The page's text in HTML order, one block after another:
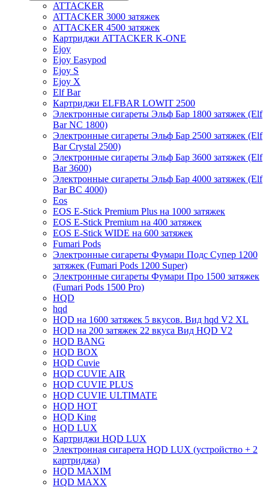
ATTACKER
ATTACKER 3000 затяжек
ATTACKER 4500 затяжек
Картриджи ATTACKER K-ONE
Ejoy
Ejoy Easypod
Ejoy S
Ejoy X
Elf Bar
Картриджи ELFBAR LOWIT 2500
Электронные сигареты Эльф Бар 1800 затяжек (Elf
Bar NC 1800)
Электронные сигареты Эльф Бар 2500 затяжек (Elf
Bar Crystal 2500)
Электронные сигареты Эльф Бар 3600 затяжек (Elf
Bar 3600)
Электронные сигареты Эльф Бар 4000 затяжек (Elf
Bar BC 4000)
Eos
EOS E-Stick Premium Plus на 1000 затяжек
EOS E-Stick Premium на 400 затяжек
EOS E-Stick WIDE на 600 затяжек
Fumari Pods
Электронные сигареты Фумари Подс Супер 1200
затяжек (Fumari Pods 1200 Super)
Электронные сигареты Фумари Про 1500 затяжек
(Fumari Pods 1500 Pro)
HQD
hqd
HQD на 1600 затяжек 5 вкусов. Вид hqd V2 XL
HQD на 200 затяжек 22 вкуса Вид HQD V2
HQD BANG
HQD BOX
HQD Cuvie
HQD CUVIE AIR
HQD CUVIE PLUS
HQD CUVIE ULTIMATE
HQD HOT
HQD King
HQD LUX
Картриджи HQD LUX
Электронная сигарета HQD LUX (устройство + 2
картриджа)
HQD MAXIM
HQD MAXX